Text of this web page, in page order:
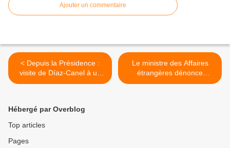
Ajouter un commentaire
< Depuis la Présidence :
visite de Díaz-Canel à un
commandant rebelle
Le ministre des Affaires
étrangères dénonce
l'attaque fasciste contre le
Hébergé par Overblog
Top articles
Pages